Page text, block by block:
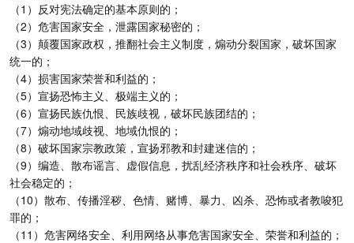
（1）反对宪法确定的基本原则的；
（2）危害国家安全，泄露国家秘密的；
（3）颠覆国家政权，推翻社会主义制度，煽动分裂国家，破坏国家
统一的；
（4）损害国家荣誉和利益的；
（5）宣扬恐怖主义、极端主义的；
（6）宣扬民族仇恨、民族歧视，破坏民族团结的；
（7）煽动地域歧视、地域仇恨的；
（8）破坏国家宗教政策，宣扬邪教和封建迷信的；
（9）编造、散布谣言、虚假信息，扰乱经济秩序和社会秩序、破坏
社会稳定的；
（10）散布、传播淫秽、色情、赌博、暴力、凶杀、恐怖或者教唆犯
罪的；
（11）危害网络安全、利用网络从事危害国家安全、荣誉和利益的；